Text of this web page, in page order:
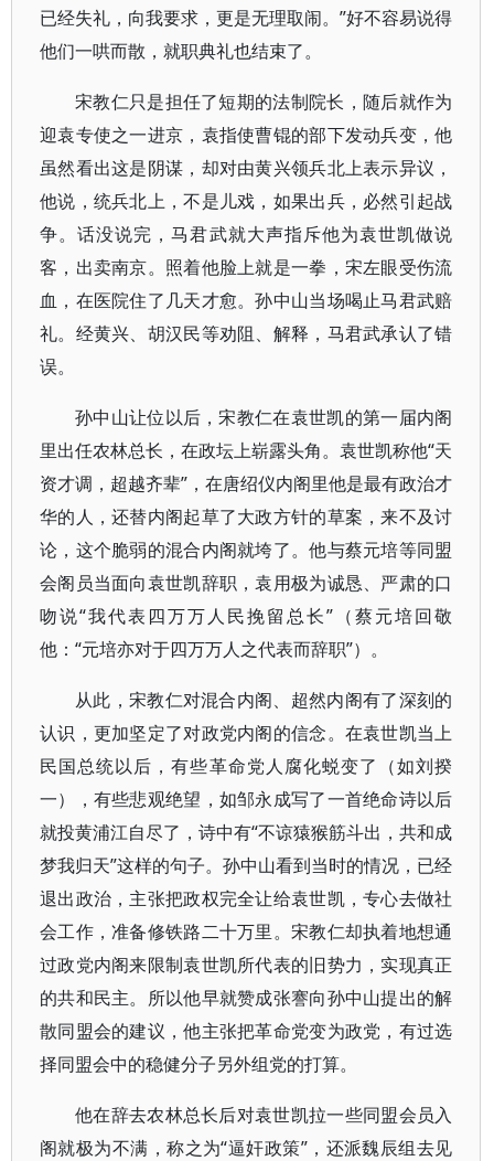
已经失礼，向我要求，更是无理取闹。”好不容易说得
他们一哄而散，就职典礼也结束了。
宋教仁只是担任了短期的法制院长，随后就作为
迎袁专使之一进京，袁指使曹锟的部下发动兵变，他
虽然看出这是阴谋，却对由黄兴领兵北上表示异议，
他说，统兵北上，不是儿戏，如果出兵，必然引起战
争。话没说完，马君武就大声指斥他为袁世凯做说
客，出卖南京。照着他脸上就是一拳，宋左眼受伤流
血，在医院住了几天才愈。孙中山当场喝止马君武赔
礼。经黄兴、胡汉民等劝阻、解释，马君武承认了错
误。
孙中山让位以后，宋教仁在袁世凯的第一届内阁
里出任农林总长，在政坛上崭露头角。袁世凯称他“天
资才调，超越齐辈”，在唐绍仪内阁里他是最有政治才
华的人，还替内阁起草了大政方针的草案，来不及讨
论，这个脆弱的混合内阁就垮了。他与蔡元培等同盟
会阁员当面向袁世凯辞职，袁用极为诚恳、严肃的口
吻说“我代表四万万人民挽留总长”（蔡元培回敬
他：“元培亦对于四万万人之代表而辞职”）。
从此，宋教仁对混合内阁、超然内阁有了深刻的
认识，更加坚定了对政党内阁的信念。在袁世凯当上
民国总统以后，有些革命党人腐化蜕变了（如刘揆
一），有些悲观绝望，如邹永成写了一首绝命诗以后
就投黄浦江自尽了，诗中有“不谅猿猴筋斗出，共和成
梦我归天”这样的句子。孙中山看到当时的情况，已经
退出政治，主张把政权完全让给袁世凯，专心去做社
会工作，准备修铁路二十万里。宋教仁却执着地想通
过政党内阁来限制袁世凯所代表的旧势力，实现真正
的共和民主。所以他早就赞成张謇向孙中山提出的解
散同盟会的建议，他主张把革命党变为政党，有过选
择同盟会中的稳健分子另外组党的打算。
他在辞去农林总长后对袁世凯拉一些同盟会员入
阁就极为不满，称之为“逼奸政策”，还派魏辰组去见